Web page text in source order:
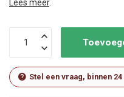
Lees meer.
Stel een vraag, binnen